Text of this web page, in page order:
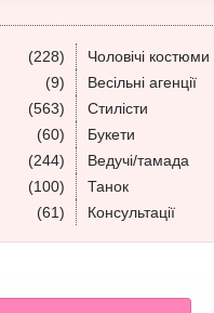
(228) Чоловічі костюми
(9) Весільні агенції
(563) Стилісти
(60) Букети
(244) Ведучі/тамада
(100) Танок
(61) Консультації